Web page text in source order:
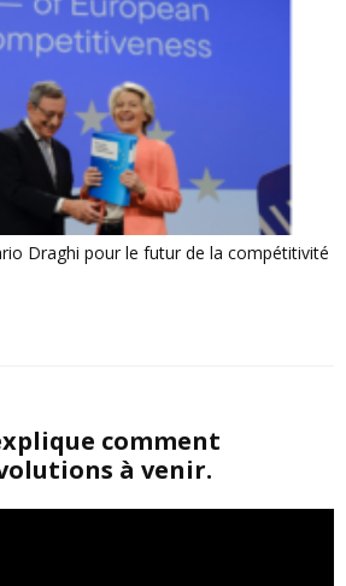
Draghi pour le futur de la compétitivité
comment
à venir.